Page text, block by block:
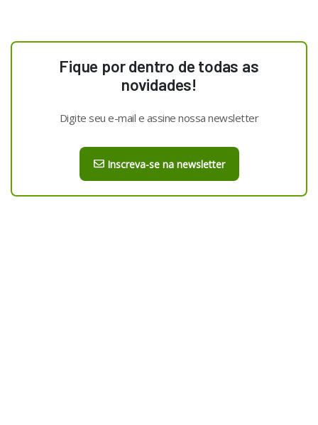
Fique por dentro de todas as
novidades!
Digite seu e-mail e assine nossa newsletter
Inscreva-se na newsletter